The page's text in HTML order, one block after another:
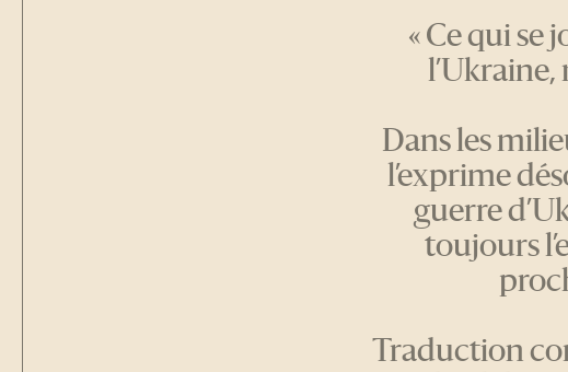
« Ce qui se
l’Ukraine,
Dans les
l’exprime
guerre
toujours
Traduction